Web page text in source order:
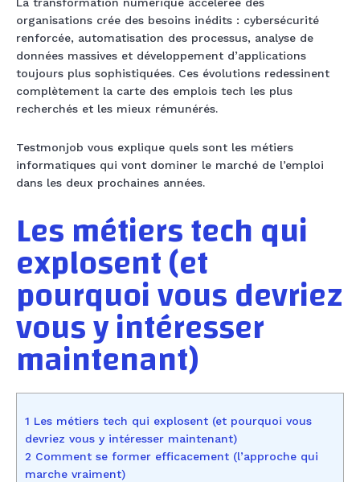
organisations crée des besoins inédits : cybersécurité
renforcée, automatisation des processus, analyse de
données massives et développement d’applications
toujours plus sophistiquées. Ces évolutions redessinent
complètement la carte des emplois tech les plus
recherchés et les mieux rémunérés.
Testmonjob vous explique quels sont les métiers
informatiques qui vont dominer le marché de l’emploi
dans les deux prochaines années.
Les métiers tech qui
explosent (et
pourquoi vous devriez
vous y intéresser
maintenant)
1 Les métiers tech qui explosent (et pourquoi vous
devriez vous y intéresser maintenant)
2 Comment se former efficacement (l’approche qui
marche vraiment)